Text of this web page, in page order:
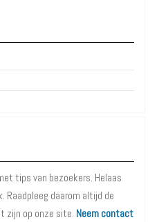
tips van bezoekers. Helaas
Raadpleeg daarom altijd de
zijn op onze site. Neem contact